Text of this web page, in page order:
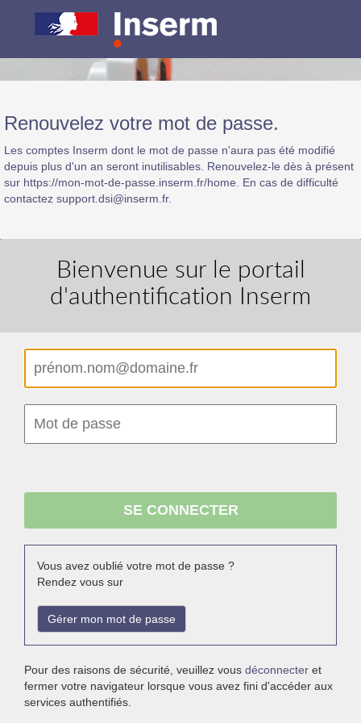
Renouvelez votre mot de passe.
Les comptes Inserm dont le mot de passe n'aura pas été modifié
depuis plus d'un an seront inutilisables. Renouvelez-le dès à présent
sur https://mon-mot-de-passe.inserm.fr/home. En cas de difficulté
contactez support.dsi@inserm.fr.
Bienvenue sur le portail
d'authentification Inserm
Vous avez oublié votre mot de passe ?
Rendez vous sur
Gérer mon mot de passe
Pour des raisons de sécurité, veuillez vous déconnecter et
fermer votre navigateur lorsque vous avez fini d'accéder aux
services authentifiés.